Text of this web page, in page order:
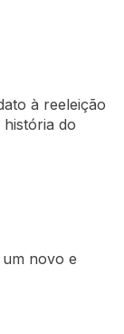
à reeleição
do
novo e